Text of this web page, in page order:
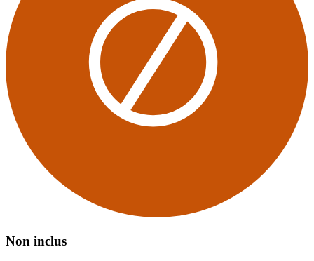
Non inclus